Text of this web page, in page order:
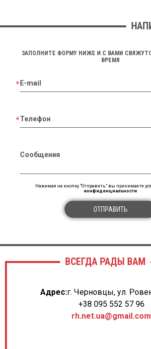
ЗАПОЛНИТЕ ФОРМУ НИЖЕ И С ВАМИ
ВРЕМЯ
E-mail
Телефон
Сообщения
Нажимая на кнопку "Отправить" вы принимаете
конфиденциальности
ОТПРАВИТЬ
ВСЕГДА РАДЫ ВАМ
Адрес:г. Черновцы, ул.
+38 095 552 57 96
rh.net.ua@gmail.com